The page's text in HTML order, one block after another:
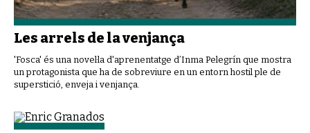
Les arrels de la venjança
'Fosca' és una novel·la d'aprenentatge d’Inma Pelegrín que mostra
un protagonista que ha de sobreviure en un entorn hostil ple de
superstició, enveja i venjança.